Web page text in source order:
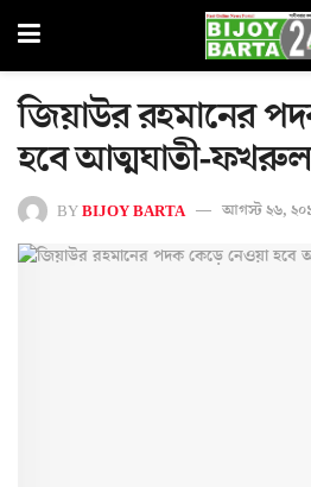
জিয়াউর রহমানের
হবে আত্মঘাতী-ফখরুল
BYBIJOY BARTA আগস্ট ২৬,